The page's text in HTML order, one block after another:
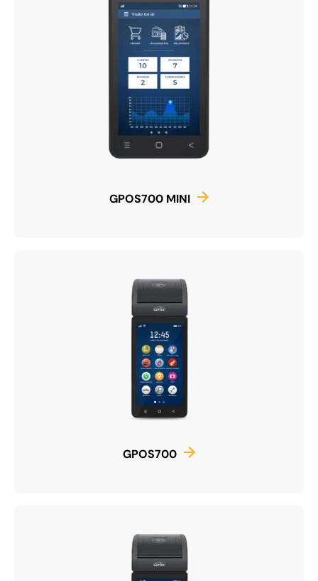
GPOS700 MINI
GPOS700